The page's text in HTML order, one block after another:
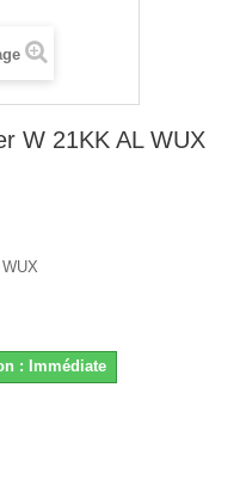
W 21KK AL WUX
: Immédiate